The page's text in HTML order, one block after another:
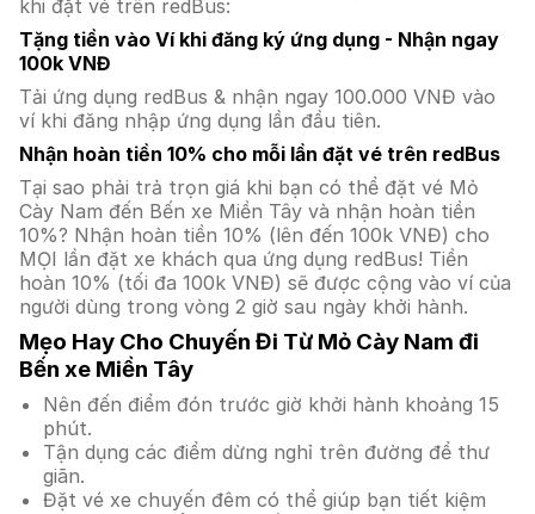
khi đặt vé trên redBus:
Tặng tiền vào Ví khi đăng ký ứng dụng - Nhận ngay
100k VNĐ
Tải ứng dụng redBus & nhận ngay 100.000 VNĐ vào
ví khi đăng nhập ứng dụng lần đầu tiên.
Nhận hoàn tiền 10% cho mỗi lần đặt vé trên redBus
Tại sao phải trả trọn giá khi bạn có thể đặt vé Mỏ
Cày Nam đến Bến xe Miền Tây và nhận hoàn tiền
10%? Nhận hoàn tiền 10% (lên đến 100k VNĐ) cho
MỌI lần đặt xe khách qua ứng dụng redBus! Tiền
hoàn 10% (tối đa 100k VNĐ) sẽ được cộng vào ví của
người dùng trong vòng 2 giờ sau ngày khởi hành.
Mẹo Hay Cho Chuyến Đi Từ Mỏ Cày Nam đi
Bến xe Miền Tây
Nên đến điểm đón trước giờ khởi hành khoảng 15
phút.
Tận dụng các điểm dừng nghỉ trên đường để thư
giãn.
Đặt vé xe chuyến đêm có thể giúp bạn tiết kiệm